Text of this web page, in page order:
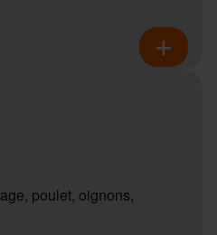
poulet, oignons,